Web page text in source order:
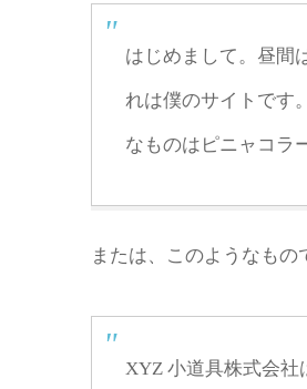
はじめまして。昼間
れは僕のサイトです
なものはピニャコラ
または、このようなもの
XYZ 小道具株式会社